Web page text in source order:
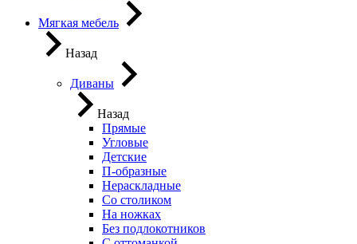
Мягкая мебель
Назад
Диваны
Назад
Прямые
Угловые
Детские
П-образные
Нераскладные
Со столиком
На ножках
Без подлокотников